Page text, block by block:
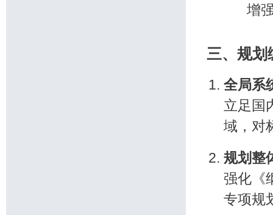
增
三、规划
全局系
立足国
域，对
规划整
强化《
专项规